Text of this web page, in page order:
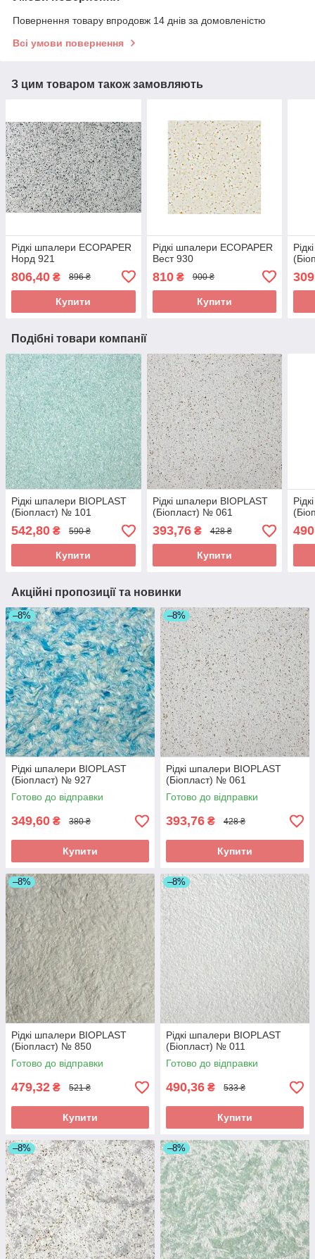
Повернення товару впродовж 14 днів за домовленістю
Всі умови повернення
З цим товаром також замовляють
Рідкі шпалери ECOPAPER
Норд 921
806,40 ₴ 896 ₴
Купити
Рідкі шпалери ECOPAPER
Вест 930
810₴ 900 ₴
Купити
Подібні товари компанії
Рідкі шпалери BIOPLAST
(Біопласт) № 101
542,80 ₴ 590 ₴
Купити
Рідкі шпалери BIOPLAST
(Біопласт) № 061
393,76₴ 428 ₴
Купити
Акційні пропозиції та новинки
–8%
Рідкі шпалери BIOPLAST
(Біопласт) № 927
Готово до відправки
349,60 ₴ 380 ₴
Купити
–8%
Рідкі шпалери BIOPLAST
(Біопласт) № 061
Готово до відправки
393,76 ₴ 428 ₴
Купити
–8%
Рідкі шпалери BIOPLAST
(Біопласт) № 850
Готово до відправки
479,32 ₴ 521 ₴
Купити
–8%
Рідкі шпалери BIOPLAST
(Біопласт) № 011
Готово до відправки
490,36 ₴ 533 ₴
Купити
–8% –8%